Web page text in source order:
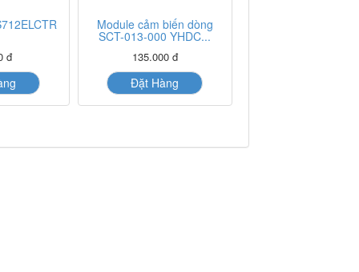
đ
Module cảm biến dòng
SCT-013-000 YHDC...
135.000 đ
Đặt Hàng